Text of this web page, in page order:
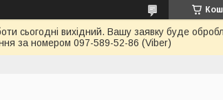
сьогодні вихідний. Вашу заявку буде
за номером 097-589-52-86 (Viber)